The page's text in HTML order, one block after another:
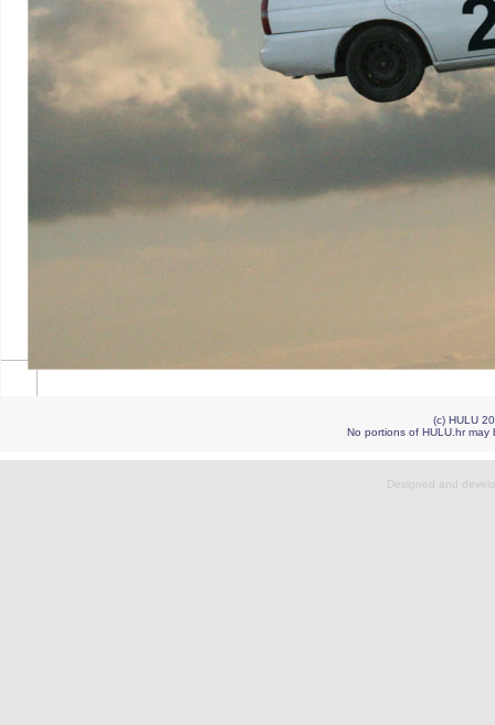
(c) HULU
No portions of HULU.hr
Designed and